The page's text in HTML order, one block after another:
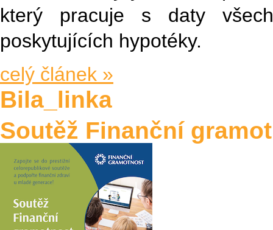
který pracuje s daty
poskytujících hypotéky.
celý článek »
Bila_linka
Soutěž Finanční